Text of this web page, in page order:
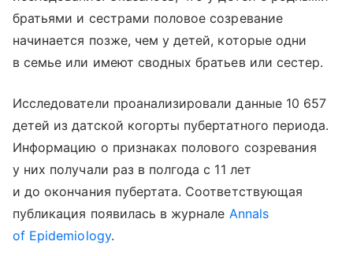
братьями и сестрами половое созревание
начинается позже, чем у детей, которые одни
в семье или имеют сводных братьев или сестер.
Исследователи проанализировали данные 10 657
детей из датской когорты пубертатного периода.
Информацию о признаках полового созревания
у них получали раз в полгода с 11 лет
и до окончания пубертата. Соответствующая
публикация появилась в журнале Annals
of Epidemiology.